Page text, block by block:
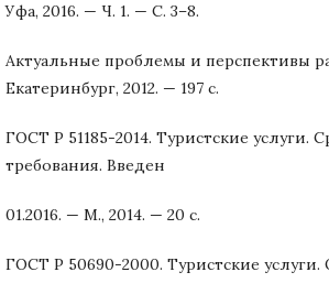
Уфа, 2016. — Ч. 1. — С. 3–8.
Актуальные проблемы и перспективы
Екатеринбург, 2012. — 197 с.
ГОСТ Р 51185-2014. Туристские услуги.
требования. Введен
01.2016. — М., 2014. — 20 с.
ГОСТ Р 50690-2000. Туристские